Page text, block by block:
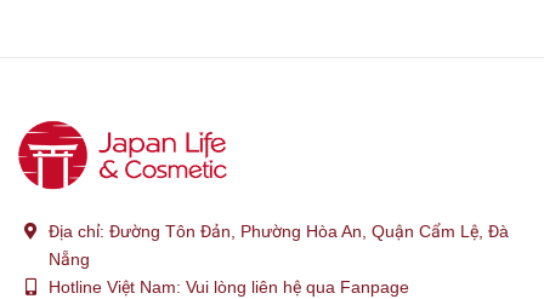
Địa chỉ: Đường Tôn Đản, Phường Hòa An, Quận Cẩm Lệ, Đà
Nẵng
Hotline Việt Nam: Vui lòng liên hệ qua Fanpage